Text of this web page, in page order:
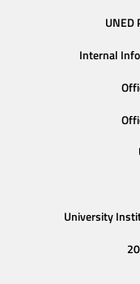
UNED
Internal
University